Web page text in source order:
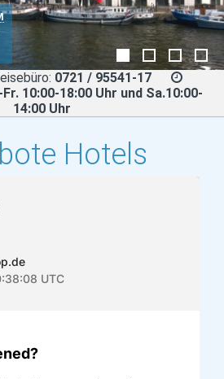
0721 / 95541-17
10:00-18:00 Uhr und Sa.10:00-
14:00 Uhr
Hotels